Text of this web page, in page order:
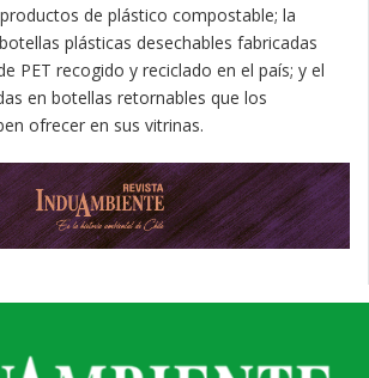
de plástico compostable; la
plásticas desechables fabricadas
PET recogido y reciclado en el país; y el
en botellas retornables que los
ofrecer en sus vitrinas.